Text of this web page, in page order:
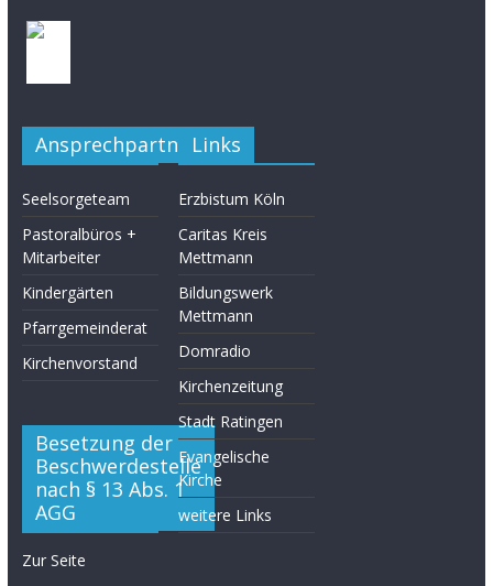
Ansprechpartner
Seelsorgeteam
Pastoralbüros +
Mitarbeiter
Kindergärten
Pfarrgemeinderat
Kirchenvorstand
Besetzung der
Beschwerdestelle
nach § 13 Abs. 1
AGG
Zur Seite
Links
Erzbistum Köln
Caritas Kreis
Mettmann
Bildungswerk
Mettmann
Domradio
Kirchenzeitung
Stadt Ratingen
Evangelische
Kirche
weitere Links